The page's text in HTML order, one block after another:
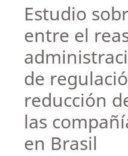
Estudio
entre el
de
reducción
las
en Brasil